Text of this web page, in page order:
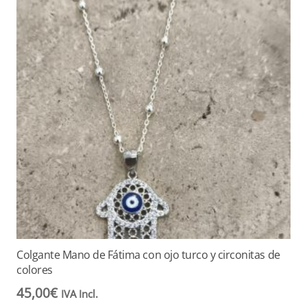
Colgante Mano de Fátima con ojo turco y circonitas de
colores
45,00€ IVA Incl.